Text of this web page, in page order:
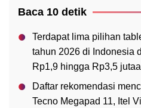
Baca 10 detik
Terdapat lima pilihan
tahun 2026 di Indonesia
Rp1,9 hingga Rp3,5
Daftar rekomendasi
Tecno Megapad 11, Itel